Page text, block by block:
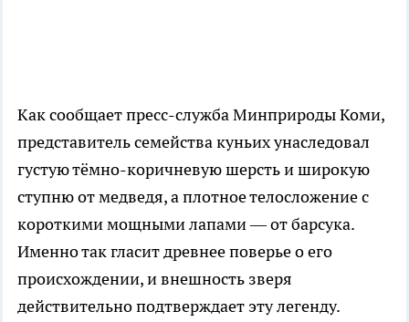
Как сообщает пресс-служба Минприроды Коми,
представитель семейства куньих унаследовал
густую тёмно-коричневую шерсть и широкую
ступню от медведя, а плотное телосложение с
короткими мощными лапами — от барсука.
Именно так гласит древнее поверье о его
происхождении, и внешность зверя
действительно подтверждает эту легенду.